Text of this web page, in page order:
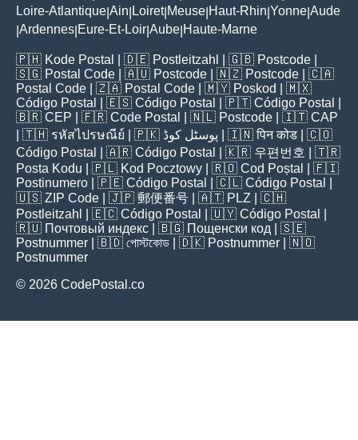
Loire-Atlantique Ain Loiret| Meuse Haut-Rhin Yonne Aude
Ardennes Eure-Et-Loir Aube Haute-Marne
🇵🇭 Kode Postal | 🇩🇪 Postleitzahl | 🇬🇧 Postcode
🇸🇬 Postal Code | 🇦🇺 Postcode | 🇳🇿 Postcode | 🇨🇦
Postal Code | 🇿🇦 Postal Code | 🇲🇾 Poskod
| 🇲🇽
Código Postal
| 🇪🇸 Código Postal | 🇵🇹 Código Postal
🇧🇷 CEP | 🇫🇷 Code Postal | 🇳🇱 Postcode | 🇮🇹 CAP
| 🇹🇭 รหัสไปรษณีย์ | 🇵🇰 پوسٹل کوڈ | 🇮🇳पिन कोड | 🇨🇴
Código Postal
| 🇦🇷 Código Postal | 🇰🇷 우편번호
| 🇹🇷
Posta Kodu | 🇵🇱 Kod Pocztowy | 🇷🇴 Cod Poștal
| 🇫🇮
Postinumero | 🇵🇪 Código Postal | 🇨🇱 Código Postal
🇺🇸 ZIP Code | 🇯🇵 郵便番号 | 🇦🇹 PLZ | 🇨🇭
Postleitzahl
| 🇪🇨 Código Postal | 🇺🇾 Código Postal
🇷🇺 Почтовый индекс | 🇧🇬 Пощенски код | 🇸🇪
Postnummer | 🇧🇩 পোস্টকোড | 🇩🇰 Postnummer | 🇳🇴
Postnummer
© 2026 CodePostal.co